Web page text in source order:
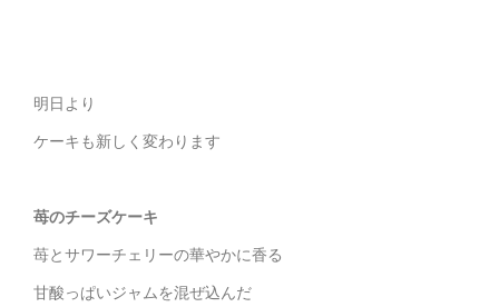
明日より
ケーキも新しく変わります
苺のチーズケーキ
苺とサワーチェリーの華やかに香る
甘酸っぱいジャムを混ぜ込んだ